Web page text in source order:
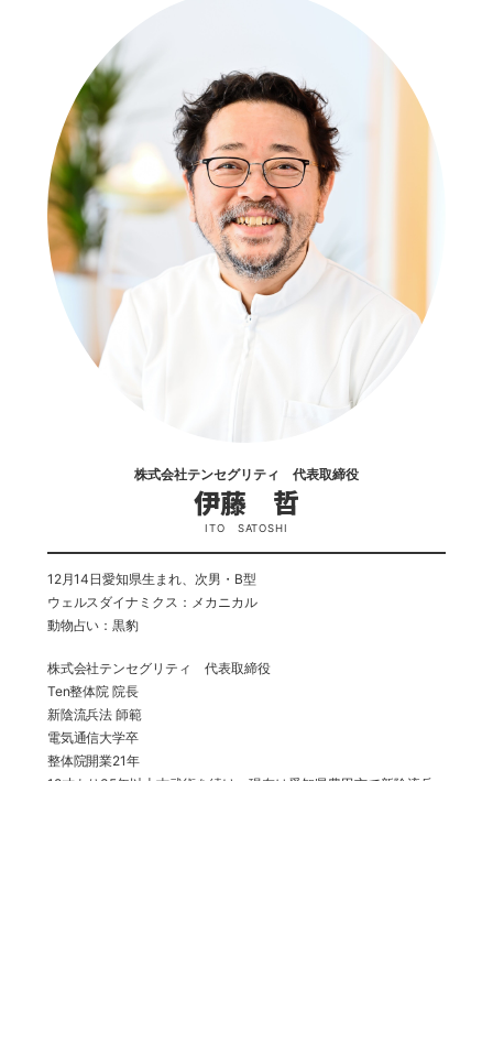
株式会社テンセグリティ 代表取締役
伊藤 哲
ITO SATOSHI
12月14日愛知県生まれ、次男・B型
ウェルスダイナミクス：メカニカル
動物占い：黒豹
株式会社テンセグリティ 代表取締役
Ten整体院 院長
新陰流兵法 師範
電気通信大学卒
整体院開業21年
18才より35年以上古武術を続け、現在は愛知県豊田市で新陰流兵